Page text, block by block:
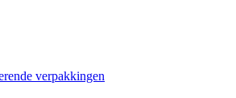
verpakkingen